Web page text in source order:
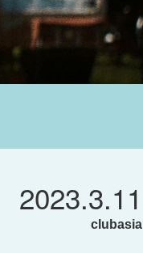
2023.3.11
clubasia